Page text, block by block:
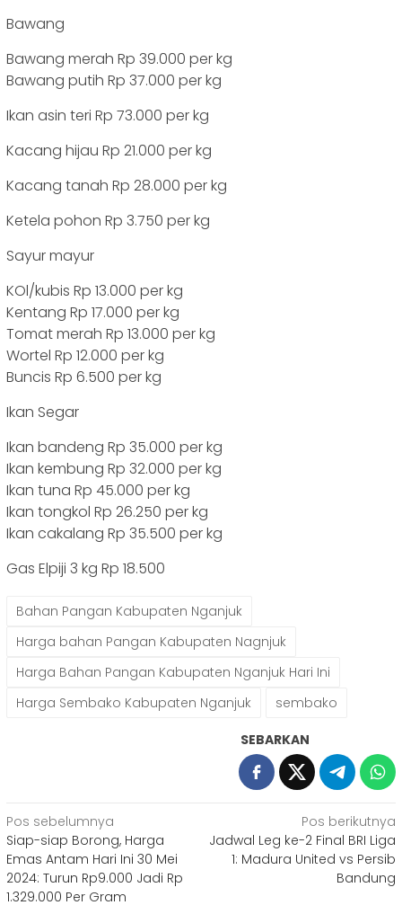
Bawang
Bawang merah Rp 39.000 per kg
Bawang putih Rp 37.000 per kg
Ikan asin teri Rp 73.000 per kg
Kacang hijau Rp 21.000 per kg
Kacang tanah Rp 28.000 per kg
Ketela pohon Rp 3.750 per kg
Sayur mayur
KOl/kubis Rp 13.000 per kg
Kentang Rp 17.000 per kg
Tomat merah Rp 13.000 per kg
Wortel Rp 12.000 per kg
Buncis Rp 6.500 per kg
Ikan Segar
Ikan bandeng Rp 35.000 per kg
Ikan kembung Rp 32.000 per kg
Ikan tuna Rp 45.000 per kg
Ikan tongkol Rp 26.250 per kg
Ikan cakalang Rp 35.500 per kg
Gas Elpiji 3 kg Rp 18.500
Bahan Pangan Kabupaten Nganjuk
Harga bahan Pangan Kabupaten Nagnjuk
Harga Bahan Pangan Kabupaten Nganjuk Hari Ini
Harga Sembako Kabupaten Nganjuk
sembako
SEBARKAN
Navigasi
pos
Pos sebelumnya
Siap-siap Borong, Harga
Emas Antam Hari Ini 30 Mei
2024: Turun Rp9.000 Jadi Rp
1.329.000 Per Gram
Pos berikutnya
Jadwal Leg ke-2 Final BRI Liga
1: Madura United vs Persib
Bandung